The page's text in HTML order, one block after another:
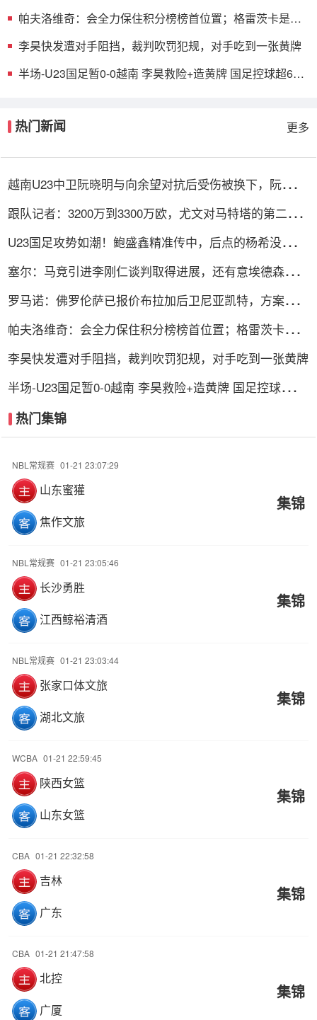
帕夫洛维奇：会全力保住积分榜榜首位置；格雷茨卡是我
李昊快发遭对手阻挡，裁判吹罚犯规，对手吃到一张黄牌
半场-U23国足暂0-0越南 李昊救险+造黄牌 国足控球超6成
热门新闻 更多
越南U23中卫阮晓明与向余望对抗后受伤被换下，阮德英
跟队记者：3200万到3300万欧，尤文对马特塔的第二份
U23国足攻势如潮！鲍盛鑫精准传中，后点的杨希没有顶
塞尔：马竞引进李刚仁谈判取得进展，还有意埃德森和若
罗马诺：佛罗伦萨已报价布拉加后卫尼亚凯特，方案租借
帕夫洛维奇：会全力保住积分榜榜首位置；格雷茨卡是我
李昊快发遭对手阻挡，裁判吹罚犯规，对手吃到一张黄牌
半场-U23国足暂0-0越南 李昊救险+造黄牌 国足控球超6
热门集锦
NBL常规赛 01-21 23:07:29
山东蜜獾
焦作文旅
集锦
NBL常规赛 01-21 23:05:46
长沙勇胜
江西鲸裕清酒
集锦
NBL常规赛 01-21 23:03:44
张家口体文旅
湖北文旅
集锦
WCBA 01-21 22:59:45
陕西女篮
山东女篮
集锦
CBA 01-21 22:32:58
吉林
广东
集锦
CBA 01-21 21:47:58
北控
广厦
集锦